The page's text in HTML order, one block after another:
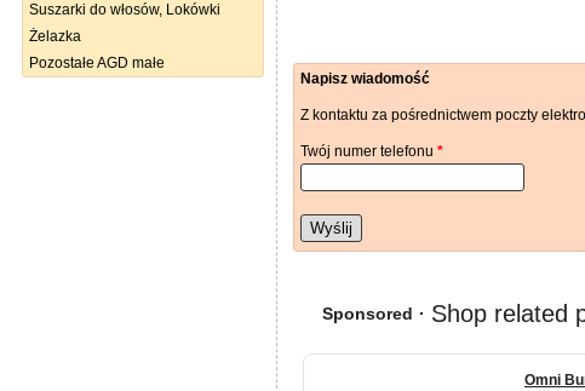
Suszarki do włosów, Lokówki
Żelazka
Pozostałe AGD małe
Napisz wiadomość
Z kontaktu za pośrednictwem poczty
Twój numer telefonu *
Wyślij